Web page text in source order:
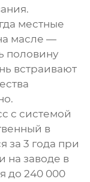
местные
масле —
половину
встраивают
с системой
в
за 3 года при
на заводе в
до 240 000